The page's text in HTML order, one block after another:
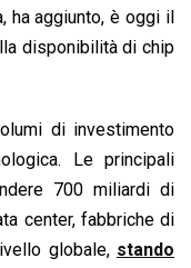
ha aggiunto, è oggi il
disponibilità di chip
di investimento
Le principali
700 miliardi di
center, fabbriche di
globale, stando